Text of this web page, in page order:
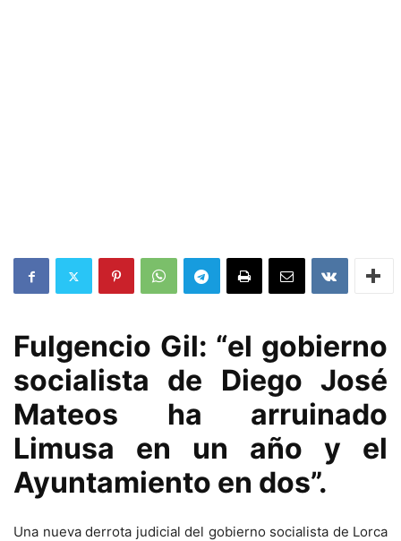
Fulgencio Gil: “el gobierno
socialista de Diego José
Mateos ha arruinado
Limusa en un año y el
Ayuntamiento en dos”.
Una nueva derrota judicial del gobierno socialista de Lorca